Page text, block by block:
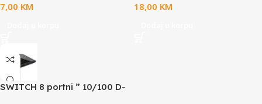
7,00 KM
18,00 KM
SWITCH 8 portni ” 10/100 D-